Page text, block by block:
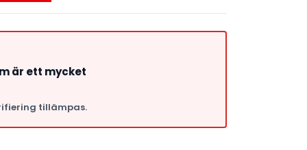
är ett mycket
tillämpas.